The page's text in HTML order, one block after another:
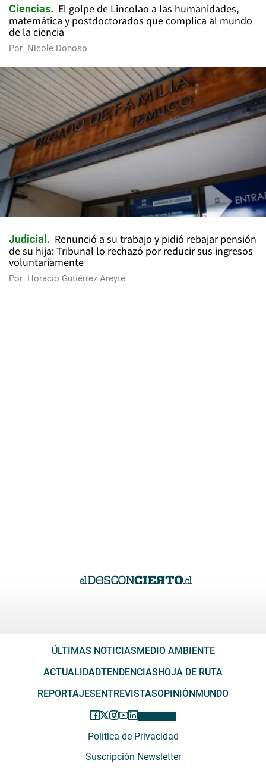
Ciencias
El golpe de Lincolao a las humanidades,
matemática y postdoctorados que complica al mundo
de la ciencia
Por Nicole Donoso
Judicial
Renunció a su trabajo y pidió rebajar pensión
de su hija: Tribunal lo rechazó por reducir sus ingresos
voluntariamente
Por Horacio Gutiérrez Areyte
ÚLTIMAS NOTICIASMEDIO AMBIENTE
ACTUALIDADTENDENCIASHOJA DE RUTA
REPORTAJESENTREVISTASOPINIÓNMUNDO
Política de Privacidad
Suscripción Newsletter